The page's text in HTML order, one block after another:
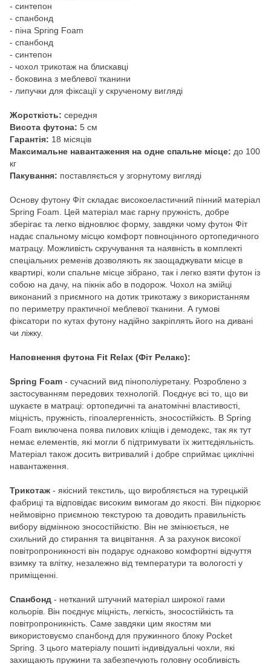
- синтепон
- спанбонд
- піна Spring Foam
- спанбонд
- синтепон
- чохол трикотаж на блискавці
- боковина з меблевої тканини
- липучки для фіксації у скрученому вигляді
Жорсткість: середня
Висота футона: 5 см
Гарантія: 18 місяців
Максимальне навантаження на одне спальне місце: до 100
кг
Пакування: поставляється у згорнутому вигляді
Основу футону Фіт складає високоеластичний пінний матеріал
Spring Foam. Цей матеріал має гарну пружність, добре
зберігає та легко відновлює форму, завдяки чому футон Фіт
надає спальному місцю комфорт повноцінного ортопедичного
матрацу. Можливість скручування та наявність в комплекті
спеціальних ременів дозволяють як заощаджувати місце в
квартирі, коли спальне місце зібрано, так і легко взяти футон із
собою на дачу, на пікнік або в подорож. Чохол на змійці
виконаний з приємного на дотик трикотажу з використанням
по периметру практичної меблевої тканини. А гумові
фіксатори по кутах футону надійно закріплять його на дивані
чи ліжку.
Наповнення футона Fit Relax (Фіт Релакс):
Spring Foam - сучасний вид пінополіуретану. Розроблено з
застосуванням передових технологій. Поєднує всі то, що ви
шукаєте в матраці: ортопедичні та анатомічні властивості,
міцність, пружність, гіпоалергенність, зносостійкість. В Spring
Foam виключена поява пилових кліщів і демодекс, так як тут
немає елементів, які могли б підтримувати їх життєдіяльність.
Матеріал також досить витривалий і добре сприймає циклічні
навантаження.
Трикотаж - якісний текстиль, що виробляється на турецькій
фабриці та відповідає високим вимогам до якості. Він підкорює
неймовірно приємною текстурою та доводить правильність
вибору відмінною зносостійкістю. Він не змінюється, не
схильний до стирання та вицвітання. А за рахунок високої
повітропроникності він подарує однаково комфортні відчуття
взимку та влітку, незалежно від температури та вологості у
приміщенні.
Спанбонд - нетканий штучний матеріал широкої гами
кольорів. Він поєднує міцність, легкість, зносостійкість та
повітропроникність. Саме завдяки цим якостям ми
використовуємо спанбонд для пружинного блоку Pocket
Spring. З цього матеріалу пошиті індивідуальні чохли, які
захищають пружини та забезпечують головну особливість